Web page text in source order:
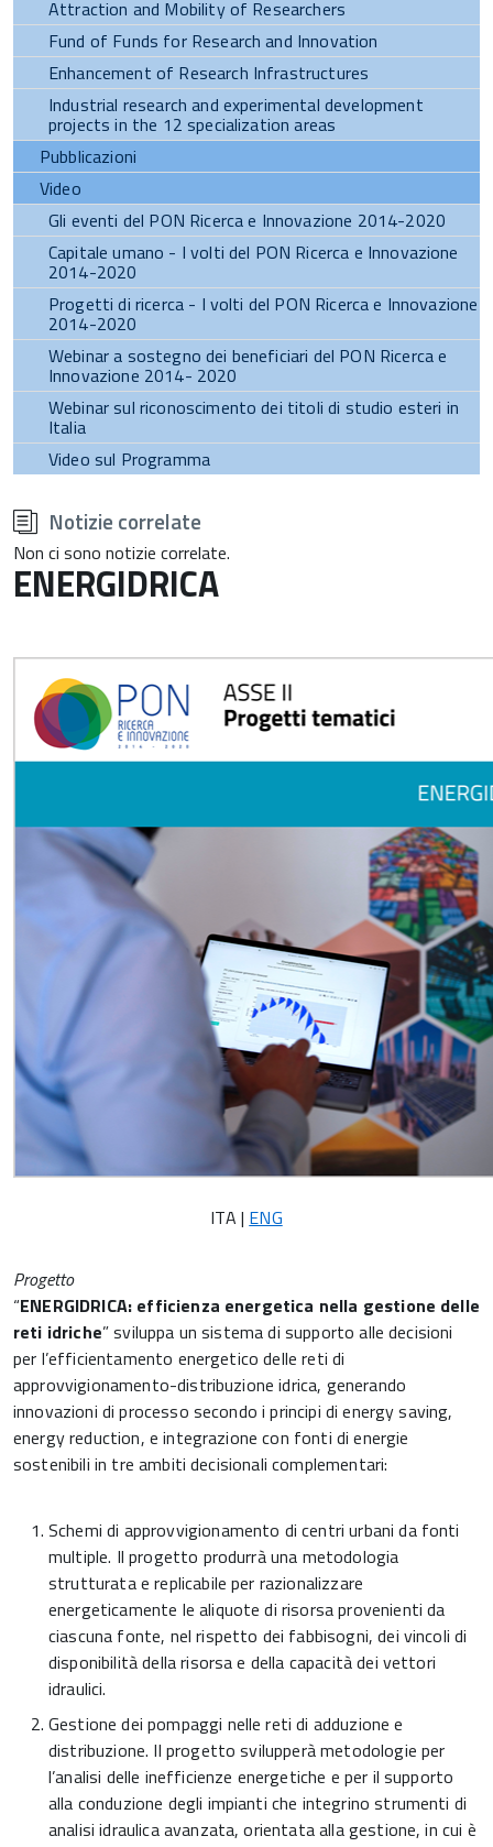
Attraction and Mobility of Researchers
Fund of Funds for Research and Innovation
Enhancement of Research Infrastructures
Industrial research and experimental development
projects in the 12 specialization areas
Pubblicazioni
Video
Gli eventi del PON Ricerca e Innovazione 2014-2020
Capitale umano - I volti del PON Ricerca e Innovazione
2014-2020
Progetti di ricerca - I volti del PON Ricerca e Innovazione
2014-2020
Webinar a sostegno dei beneficiari del PON Ricerca e
Innovazione 2014- 2020
Webinar sul riconoscimento dei titoli di studio esteri in
Italia
Video sul Programma
all'inizio
del
contenuto
Notizie correlate
Non ci sono notizie correlate.
ENERGIDRICA
ITA | ENG
Progetto
“ENERGIDRICA: efficienza energetica nella gestione delle
reti idriche” sviluppa un sistema di supporto alle decisioni
per l’efficientamento energetico delle reti di
approvvigionamento-distribuzione idrica, generando
innovazioni di processo secondo i principi di energy saving,
energy reduction, e integrazione con fonti di energie
sostenibili in tre ambiti decisionali complementari:
Schemi di approvvigionamento di centri urbani da fonti
multiple. Il progetto produrrà una metodologia
strutturata e replicabile per razionalizzare
energeticamente le aliquote di risorsa provenienti da
ciascuna fonte, nel rispetto dei fabbisogni, dei vincoli di
disponibilità della risorsa e della capacità dei vettori
idraulici.
Gestione dei pompaggi nelle reti di adduzione e
distribuzione. Il progetto svilupperà metodologie per
l’analisi delle inefficienze energetiche e per il supporto
alla conduzione degli impianti che integrino strumenti di
analisi idraulica avanzata, orientata alla gestione, in cui è